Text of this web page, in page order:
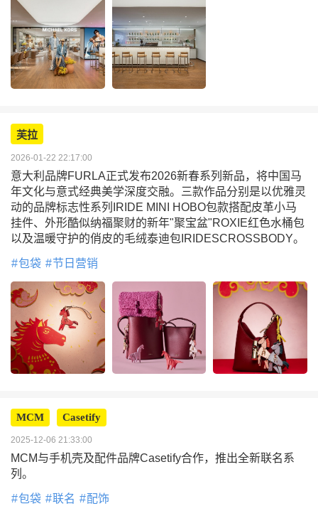
芙拉
2026-01-22 22:17:00
意大利品牌FURLA正式发布2026新春系列新品，将中国马
年文化与意式经典美学深度交融。三款作品分别是以优雅灵
动的品牌标志性系列IRIDE MINI HOBO包款搭配皮革小马
挂件、外形酷似纳福聚财的新年"聚宝盆"ROXIE红色水桶包
以及温暖守护的俏皮的毛绒泰迪包IRIDESCROSSBODY。
包袋 节日营销
MCM Casetify
2025-12-06 21:33:00
MCM与手机壳及配件品牌Casetify合作，推出全新联名系
列。
包袋 联名 配饰